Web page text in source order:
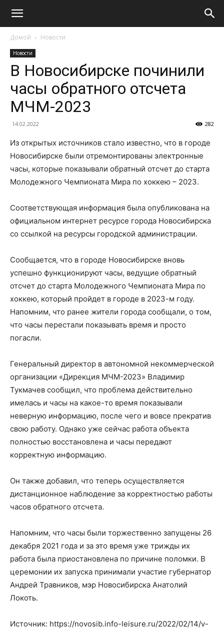
Домой Новости
Новости
В Новосибирске починили
часы обратного отсчета
МЧМ-2023
14.02.2022 282
Из открытых источников стало известно, что в городе
Новосибирске были отремонтированы электронные
часы, которые показывали обратный отсчет до старта
Молодежного Чемпионата Мира по хоккею – 2023.
Соответствующая информация была опубликована на
официальном интернет ресурсе города Новосибирска
со ссылкой на ресурсы городской администрации.
Сообщается, что в городе Новосибирске вновь
успешно функционируют часы, ведущие обратный
отсчет до старта Молодежного Чемпионата Мира по
хоккею, который пройдет в городе в 2023-м году.
Напомним, что ранее жители города сообщали, о том,
что часы перестали показывать время и просто
погасли.
Генеральный директор в автономной некоммерческой
организации «Дирекция МЧМ-2023» Владимир
Тукмачев сообщил, что проблема действительно
имелась и часы на какое-то время показывали
неверную информацию, после чего и вовсе прекратив
свою работу. Однако уже сейчас работа объекта
полностью восстановлена и часы передают
корректную информацию.
Он также добавил, что теперь осуществляется
дистанционное наблюдение за корректностью работы
часов обратного отсчета.
Напомним, что часы были торжественно запущены 26
декабря 2021 года и за это время уже трижды их
работа была приостановлена по причине поломки. В
церемонии их запуска принимали участие губернатор
Андрей Травников, мэр Новосибирска Анатолий
Локоть.
Источник: https://novosib.info-leisure.ru/2022/02/14/v-